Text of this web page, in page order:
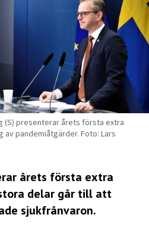
(S) presenterar årets första extra
av pandemiåtgärder. Foto: Lars
årets första extra
delar går till att
sjukfrånvaron.